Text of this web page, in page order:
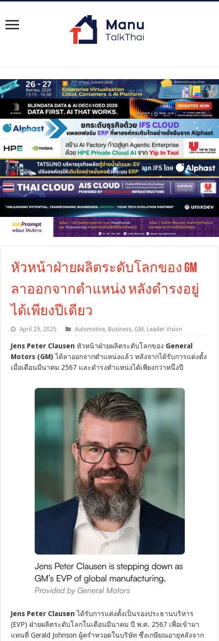
หัวหน้าฝ่ายผลิตระดับโลกของ GM
ลาออกจากตำแหน่ง หลังดำรงอยู่
ได้เพียงปีเดียว
April 29, 2025 Automotive Business GM Leader Vision
Jens Peter Clausen หัวหน้าฝ่ายผลิตระดับโลกของ General
Motors (GM) ได้ลาออกจากตำแหน่งแล้ว หลังจากได้รับการแต่งตั้ง
เมื่อเดือนมีนาคม 2567 และดำรงตำแหน่งได้เพียงกว่าหนึ่งปี
Jens Peter Clausen ได้รับการแต่งตั้งเป็นรองประธานบริหาร
(EVP) ฝ่ายผลิตระดับโลกในเดือนมีนาคม ปี พ.ศ. 2567 เพื่อเข้ามา
แทนที่ Gerald Johnson ผู้คร่ำหวอดในบริษัท ซึ่งเกษียณอายุหลังจาก